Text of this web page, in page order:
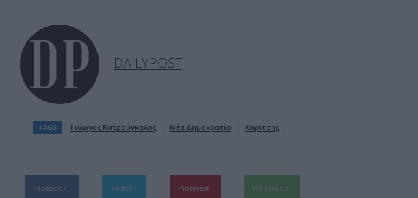
DAILYPOST
TAGS Γιώργος Κατρούγκαλος Νέα Δημοκρατία Χαρίτσης
Facebook Twitter Pinterest WhatsApp